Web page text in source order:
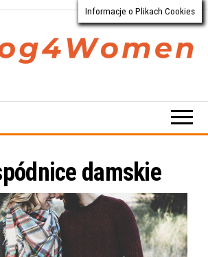
o dla
damskie
Informacje o Plikach Cookies